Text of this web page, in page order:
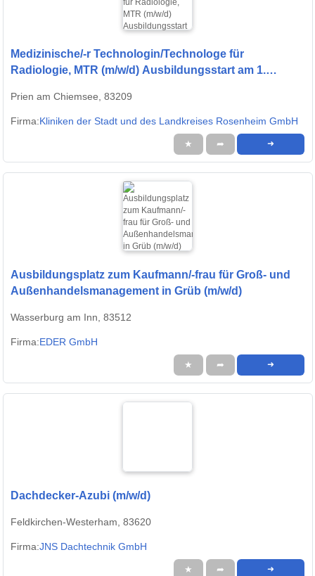
Medizinische/-r Technologin/Technologe für
Radiologie, MTR (m/w/d) Ausbildungsstart am 1.
Prien am Chiemsee, 83209
Firma:Kliniken der Stadt und des Landkreises Rosenheim GmbH
★ ➦ ➜
Ausbildungsplatz zum Kaufmann/-frau für Groß- und
Außenhandelsmanagement in Grüb (m/w/d)
Wasserburg am Inn, 83512
Firma:EDER GmbH
★ ➦ ➜
Dachdecker-Azubi (m/w/d)
Feldkirchen-Westerham, 83620
Firma:JNS Dachtechnik GmbH
★ ➦ ➜